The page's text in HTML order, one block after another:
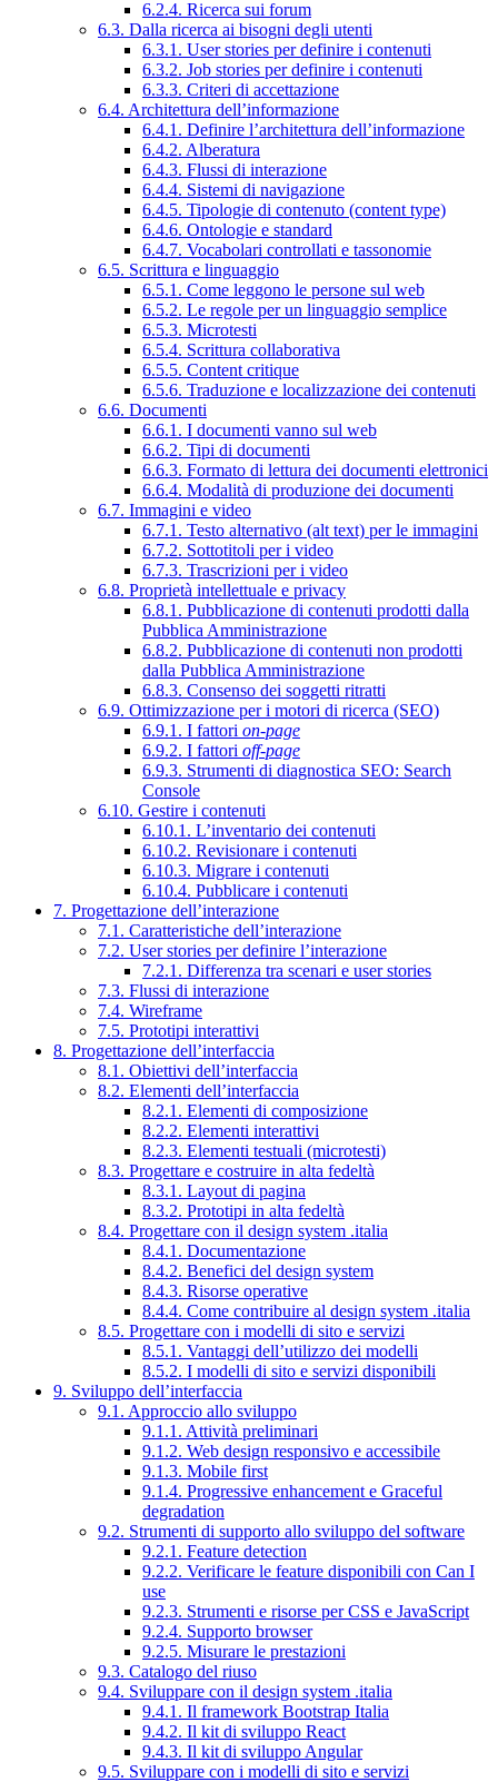
6.2.4. Ricerca sui forum
6.3. Dalla ricerca ai bisogni degli utenti
6.3.1. User stories per definire i contenuti
6.3.2. Job stories per definire i contenuti
6.3.3. Criteri di accettazione
6.4. Architettura dell’informazione
6.4.1. Definire l’architettura dell’informazione
6.4.2. Alberatura
6.4.3. Flussi di interazione
6.4.4. Sistemi di navigazione
6.4.5. Tipologie di contenuto (content type)
6.4.6. Ontologie e standard
6.4.7. Vocabolari controllati e tassonomie
6.5. Scrittura e linguaggio
6.5.1. Come leggono le persone sul web
6.5.2. Le regole per un linguaggio semplice
6.5.3. Microtesti
6.5.4. Scrittura collaborativa
6.5.5. Content critique
6.5.6. Traduzione e localizzazione dei contenuti
6.6. Documenti
6.6.1. I documenti vanno sul web
6.6.2. Tipi di documenti
6.6.3. Formato di lettura dei documenti elettronici
6.6.4. Modalità di produzione dei documenti
6.7. Immagini e video
6.7.1. Testo alternativo (alt text) per le immagini
6.7.2. Sottotitoli per i video
6.7.3. Trascrizioni per i video
6.8. Proprietà intellettuale e privacy
6.8.1. Pubblicazione di contenuti prodotti dalla
Pubblica Amministrazione
6.8.2. Pubblicazione di contenuti non prodotti
dalla Pubblica Amministrazione
6.8.3. Consenso dei soggetti ritratti
6.9. Ottimizzazione per i motori di ricerca (SEO)
6.9.1. I fattori on-page
6.9.2. I fattori off-page
6.9.3. Strumenti di diagnostica SEO: Search
Console
6.10. Gestire i contenuti
6.10.1. L’inventario dei contenuti
6.10.2. Revisionare i contenuti
6.10.3. Migrare i contenuti
6.10.4. Pubblicare i contenuti
7. Progettazione dell’interazione
7.1. Caratteristiche dell’interazione
7.2. User stories per definire l’interazione
7.2.1. Differenza tra scenari e user stories
7.3. Flussi di interazione
7.4. Wireframe
7.5. Prototipi interattivi
8. Progettazione dell’interfaccia
8.1. Obiettivi dell’interfaccia
8.2. Elementi dell’interfaccia
8.2.1. Elementi di composizione
8.2.2. Elementi interattivi
8.2.3. Elementi testuali (microtesti)
8.3. Progettare e costruire in alta fedeltà
8.3.1. Layout di pagina
8.3.2. Prototipi in alta fedeltà
8.4. Progettare con il design system .italia
8.4.1. Documentazione
8.4.2. Benefici del design system
8.4.3. Risorse operative
8.4.4. Come contribuire al design system .italia
8.5. Progettare con i modelli di sito e servizi
8.5.1. Vantaggi dell’utilizzo dei modelli
8.5.2. I modelli di sito e servizi disponibili
9. Sviluppo dell’interfaccia
9.1. Approccio allo sviluppo
9.1.1. Attività preliminari
9.1.2. Web design responsivo e accessibile
9.1.3. Mobile first
9.1.4. Progressive enhancement e Graceful
degradation
9.2. Strumenti di supporto allo sviluppo del software
9.2.1. Feature detection
9.2.2. Verificare le feature disponibili con Can I
use
9.2.3. Strumenti e risorse per CSS e JavaScript
9.2.4. Supporto browser
9.2.5. Misurare le prestazioni
9.3. Catalogo del riuso
9.4. Sviluppare con il design system .italia
9.4.1. Il framework Bootstrap Italia
9.4.2. Il kit di sviluppo React
9.4.3. Il kit di sviluppo Angular
9.5. Sviluppare con i modelli di sito e servizi